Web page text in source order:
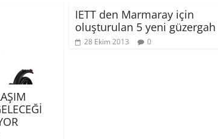
IETT den Marmaray için
oluşturulan 5 yeni güzergah
28 Ekim 2013 0